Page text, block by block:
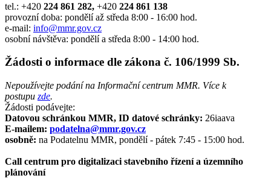
tel.: +420 224 861 282, +420 224 861 138
provozní doba: pondělí až středa 8:00 - 16:00 hod.
e-mail: info@mmr.gov.cz
osobní návštěva: pondělí a středa 8:00 - 14:00 hod.
Žádosti o informace dle zákona č. 106/1999 Sb.
Nepoužívejte podání na Informační centrum MMR. Více k
postupu zde.
Žádosti podávejte:
Datovou schránkou MMR, ID datové schránky: 26iaava
E-mailem: podatelna@mmr.gov.cz
osobně: na Podatelnu MMR, pondělí - pátek 7:45 - 15:00 hod.
Call centrum pro digitalizaci stavebního řízení a územního
plánování